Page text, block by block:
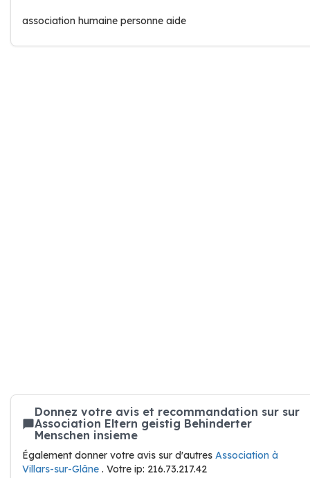
association humaine personne aide
Donnez votre avis et recommandation sur sur
Association Eltern geistig Behinderter
Menschen insieme
Également donner votre avis sur d'autres Association à
Villars-sur-Glâne . Votre ip: 216.73.217.42